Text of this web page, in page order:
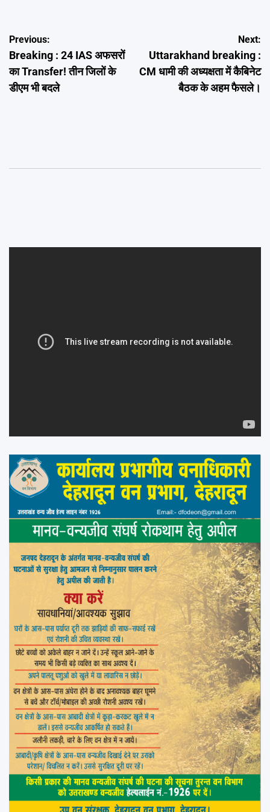
Post
navigation
Previous:
Breaking : 24 IAS अफसरों
का Transfer! तीन जिलों के
डीएम भी बदले
Next:
Uttarakhand breaking :
CM धामी की अध्यक्षता में कैबिनेट
बैठक के अहम फैसले।